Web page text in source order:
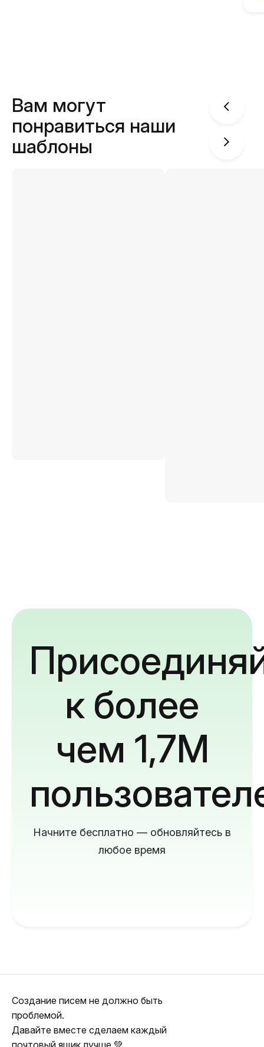
Вам могут
понравиться наши
шаблоны
к более
чем 1,7M
Начните бесплатно — обновляйтесь в
любое время
Создание писем не должно быть
проблемой.
Давайте вместе сделаем каждый
почтовый ящик лучше 💚